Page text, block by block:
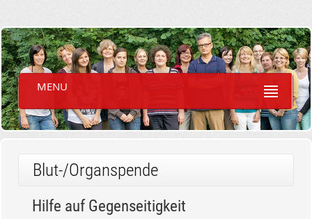
MENU
Blut-/Organspende
Hilfe auf Gegenseitigkeit